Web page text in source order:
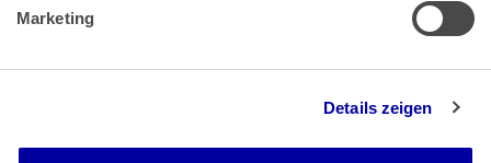
Marketing
Details zeigen
Barrierefreiheit